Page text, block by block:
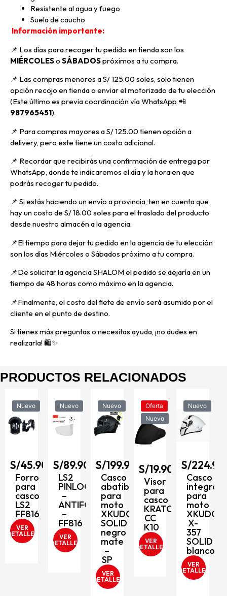
Resistente al agua y fuego
Suela de caucho
Información importante:
📌 Los días para recoger tu pedido en tienda son los
MIÉRCOLESo SÁBADOSpróximos a tu compra.
📌 Las compras menores a S/ 125.00 soles, solo tienen
opción recojo en tienda o enviar el motorizado de tu elección
(Este último es previa coordinación vía WhatsApp 📲
987965451).
📌 Para compras mayores a S/ 125.00 tienen opción a
delivery, pero este tiene un costo adicional.
📌 Recordar que recibirás una confirmación de entrega por
WhatsApp, donde te indicaremos el día y la hora en que
podrás recoger tu pedido.
📌 Si estás haciendo un envío a provincia, ten en cuenta que
hay un costo de S/ 18.00 soles para el traslado del producto
desde nuestro almacén a la agencia.
📌El tiempo para dejar tu pedido en la agencia de tu elección
son los días Miércoles o Sábados próximo a tu compra.
📌De solicitar la agencia SHALOM el pedido se dejaría en un
tiempo de 48 horas como máximo en la agencia.
📌Finalmente, el costo del flete de envío será asumido por el
cliente en el punto de destino.
Si tienes más preguntas o necesitas ayuda, ¡no dudes en
realizarla! 🛍️✨
PRODUCTOS RELACIONADOS
Nuevo
S/45.90
Forro
para
casco
LS2
FF816
VER
DETALLES
Nuevo
S/89.90
LS2
PINLOCK
–
ANTIFOG
–
FF816
VER
DETALLES
Nuevo
S/199.90
Casco
abatible
para
moto
XKUDO
SOLID
negro
mate
–
SP
VER
DETALLES
Oferta
Nuevo
S/19.90
Visor
para
casco
KRATOZ
CC
K10
VER
DETALLES
Nuevo
S/224.90
Casco
integral
para
moto
XKUDO
X-
357
SOLID
blanco
VER
DETALLES